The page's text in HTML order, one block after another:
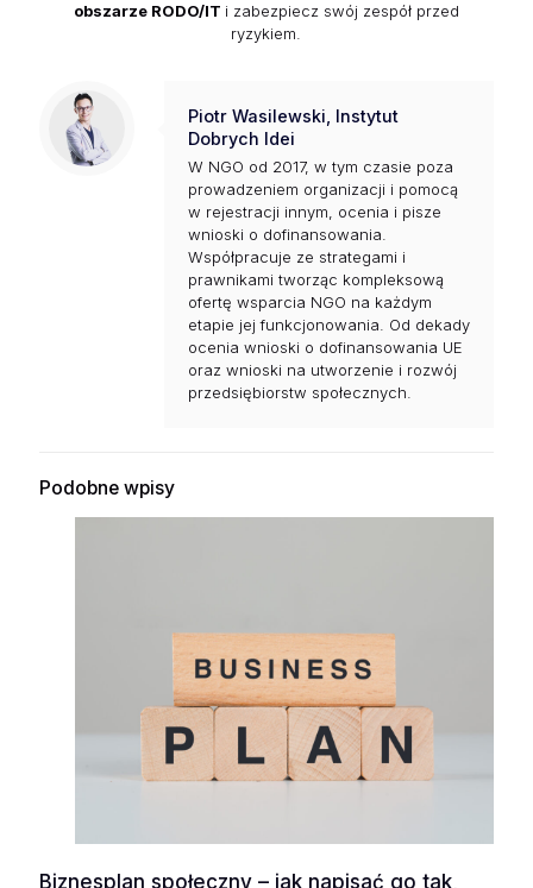
obszarze RODO/IT i zabezpiecz swój zespół przed
ryzykiem.
Piotr Wasilewski, Instytut
Dobrych Idei
W NGO od 2017, w tym czasie poza
prowadzeniem organizacji i pomocą
w rejestracji innym, ocenia i pisze
wnioski o dofinansowania.
Współpracuje ze strategami i
prawnikami tworząc kompleksową
ofertę wsparcia NGO na każdym
etapie jej funkcjonowania. Od dekady
ocenia wnioski o dofinansowania UE
oraz wnioski na utworzenie i rozwój
przedsiębiorstw społecznych.
Podobne wpisy
Biznesplan społeczny – jak napisać go tak,